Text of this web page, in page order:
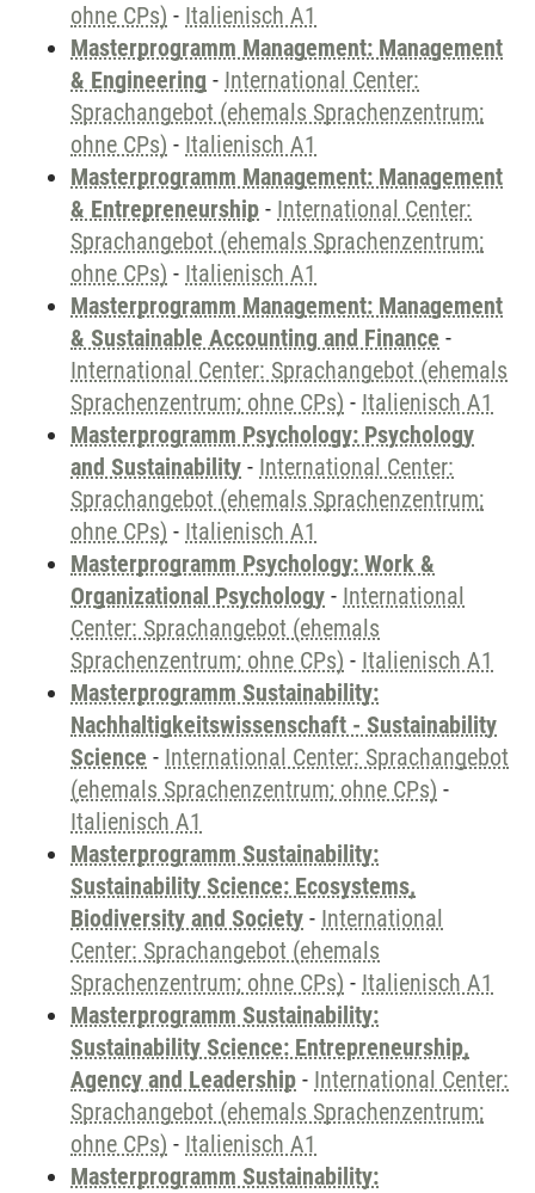
ohne CPs) - Italienisch A1
Masterprogramm Management: Management
& Engineering - International Center:
Sprachangebot (ehemals Sprachenzentrum;
ohne CPs) - Italienisch A1
Masterprogramm Management: Management
& Entrepreneurship - International Center:
Sprachangebot (ehemals Sprachenzentrum;
ohne CPs) - Italienisch A1
Masterprogramm Management: Management
& Sustainable Accounting and Finance -
International Center: Sprachangebot (ehemals
Sprachenzentrum; ohne CPs) - Italienisch A1
Masterprogramm Psychology: Psychology
and Sustainability - International Center:
Sprachangebot (ehemals Sprachenzentrum;
ohne CPs) - Italienisch A1
Masterprogramm Psychology: Work &
Organizational Psychology - International
Center: Sprachangebot (ehemals
Sprachenzentrum; ohne CPs) - Italienisch A1
Masterprogramm Sustainability:
Nachhaltigkeitswissenschaft - Sustainability
Science - International Center: Sprachangebot
(ehemals Sprachenzentrum; ohne CPs) -
Italienisch A1
Masterprogramm Sustainability:
Sustainability Science: Ecosystems,
Biodiversity and Society - International
Center: Sprachangebot (ehemals
Sprachenzentrum; ohne CPs) - Italienisch A1
Masterprogramm Sustainability:
Sustainability Science: Entrepreneurship,
Agency and Leadership - International Center:
Sprachangebot (ehemals Sprachenzentrum;
ohne CPs) - Italienisch A1
Masterprogramm Sustainability: